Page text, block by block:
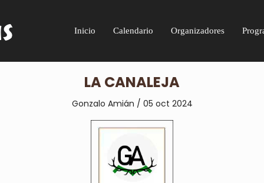
Inicio Calendario Organizadores
LA CANALEJA
Gonzalo Amián / 05 oct 2024